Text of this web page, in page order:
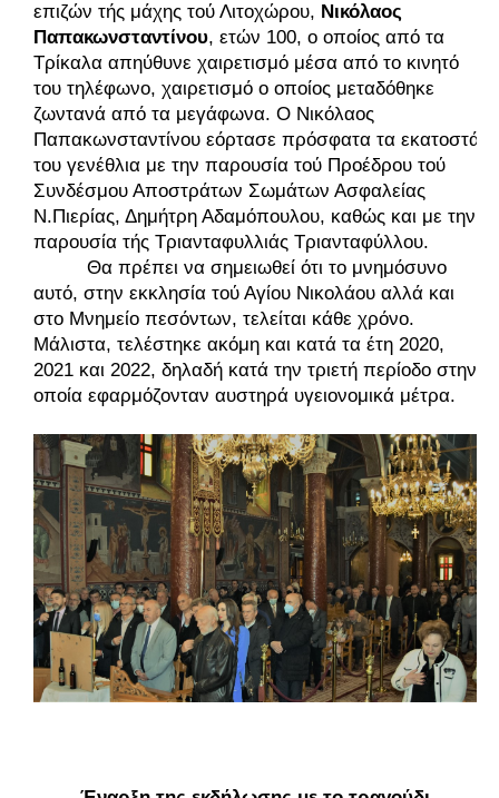
επιζών τής μάχης τού Λιτοχώρου, Νικόλαος
Παπακωνσταντίνου, ετών 100, ο οποίος από τα
Τρίκαλα απηύθυνε χαιρετισμό μέσα από το κινητό
του τηλέφωνο, χαιρετισμό ο οποίος μεταδόθηκε
ζωντανά από τα μεγάφωνα. Ο Νικόλαος
Παπακωνσταντίνου εόρτασε πρόσφατα τα εκατοστά
του γενέθλια με την παρουσία τού Προέδρου τού
Συνδέσμου Αποστράτων Σωμάτων Ασφαλείας
Ν.Πιερίας, Δημήτρη Αδαμόπουλου, καθώς και με την
παρουσία τής Τριανταφυλλιάς Τριανταφύλλου.
Θα πρέπει να σημειωθεί ότι το μνημόσυνο
αυτό, στην εκκλησία τού Αγίου Νικολάου αλλά και
στο Μνημείο πεσόντων, τελείται κάθε χρόνο.
Μάλιστα, τελέστηκε ακόμη και κατά τα έτη 2020,
2021 και 2022, δηλαδή κατά την τριετή περίοδο στην
οποία εφαρμόζονταν αυστηρά υγειονομικά μέτρα.